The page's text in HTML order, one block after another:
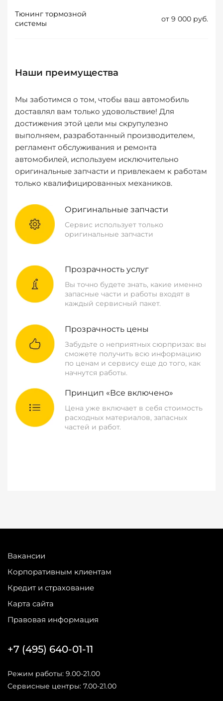
Тюнинг тормозной
системы
от 9 000 руб.
Наши преимущества
Мы заботимся о том, чтобы ваш автомобиль
доставлял вам только удовольствие! Для
достижения этой цели мы скрупулезно
выполняем, разработанный производителем,
регламент обслуживания и ремонта
автомобилей, используем исключительно
оригинальные запчасти и привлекаем к работам
только квалифицированных механиков.
Оригинальные запчасти
Сервис использует только
оригинальные запчасти
Прозрачность услуг
Вы точно будете знать, какие именно
запасные части и работы входят в
каждый сервисный пакет.
Прозрачность цены
Забудьте о неприятных сюрпризах: вы
сможете получить всю информацию
по ценам и сервису еще до того, как
начнутся работы.
Принцип «Все включено»
Цена уже включает в себя стоимость
расходных материалов, запасных
частей и работ.
Вакансии
Корпоративным клиентам
Кредит и страхование
Карта сайта
Правовая информация
+7 (495) 640-01-11
Режим работы: 9.00-21.00
Сервисные центры: 7.00-21.00